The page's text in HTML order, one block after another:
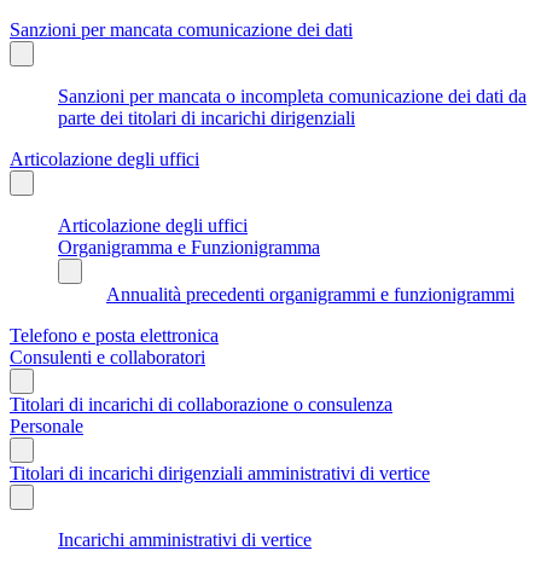
Sanzioni per mancata comunicazione dei dati
Sanzioni per mancata o incompleta comunicazione dei dati da
parte dei titolari di incarichi dirigenziali
Articolazione degli uffici
Articolazione degli uffici
Organigramma e Funzionigramma
Annualità precedenti organigrammi e funzionigrammi
Telefono e posta elettronica
Consulenti e collaboratori
Titolari di incarichi di collaborazione o consulenza
Personale
Titolari di incarichi dirigenziali amministrativi di vertice
Incarichi amministrativi di vertice